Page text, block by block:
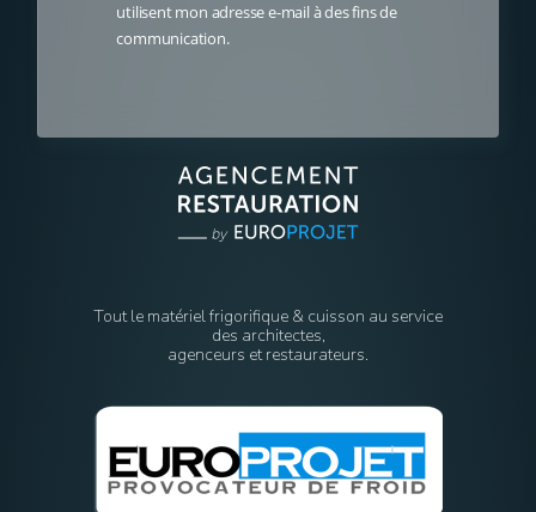
utilisent mon adresse e-mail à des fins de
communication.
Tout le matériel frigorifique & cuisson au service
des architectes,
agenceurs et restaurateurs.